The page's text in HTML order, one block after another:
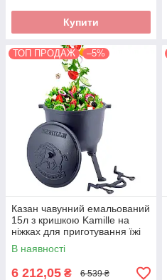
Купити
ТОП ПРОДАЖ –5%
Казан чавунний емальований
15л з кришкою Kamille на
ніжках для приготування їжі
на вогні і плити KM-4808M
В наявності
6 212,05 ₴ 6 539 ₴